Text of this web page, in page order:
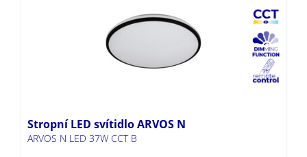
Stropní LED svítidlo ARVOS N
ARVOS N LED 37W CCT B